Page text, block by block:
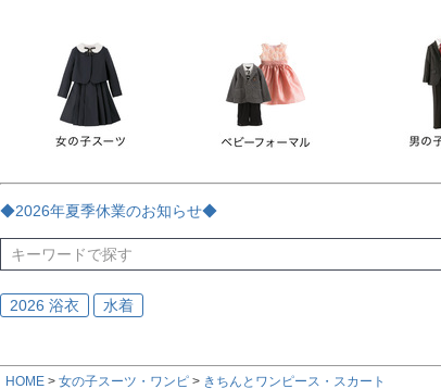
◆2026年夏季休業のお知らせ◆
2026 浴衣 水着
サイズ
指定なし
90 95
170
ブラック
ゴールド
HOME 女の子スーツ・ワンピ きちんとワンピース・スカート